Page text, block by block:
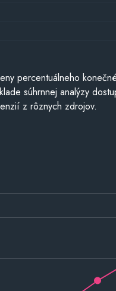
percentuálneho
súhrnnej analýzy
z rôznych zdrojov.